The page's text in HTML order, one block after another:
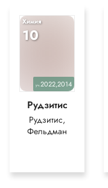
Химия
10
уч.2022,2014
Рудзитис
Рудзитис,
Фельдман